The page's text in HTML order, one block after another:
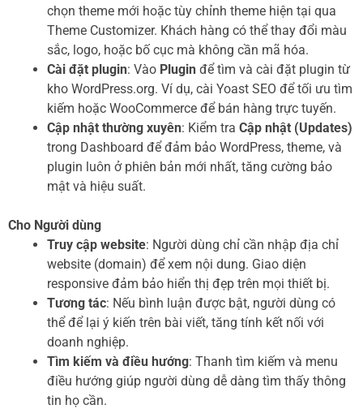
chọn theme mới hoặc tùy chỉnh theme hiện tại qua
Theme Customizer. Khách hàng có thể thay đổi màu
sắc, logo, hoặc bố cục mà không cần mã hóa.
Cài đặt plugin: Vào Plugin để tìm và cài đặt plugin từ
kho WordPress.org. Ví dụ, cài Yoast SEO để tối ưu tìm
kiếm hoặc WooCommerce để bán hàng trực tuyến.
Cập nhật thường xuyên: Kiểm tra Cập nhật (Updates)
trong Dashboard để đảm bảo WordPress, theme, và
plugin luôn ở phiên bản mới nhất, tăng cường bảo
mật và hiệu suất.
Cho Người dùng
Truy cập website: Người dùng chỉ cần nhập địa chỉ
website (domain) để xem nội dung. Giao diện
responsive đảm bảo hiển thị đẹp trên mọi thiết bị.
Tương tác: Nếu bình luận được bật, người dùng có
thể để lại ý kiến trên bài viết, tăng tính kết nối với
doanh nghiệp.
Tìm kiếm và điều hướng: Thanh tìm kiếm và menu
điều hướng giúp người dùng dễ dàng tìm thấy thông
tin họ cần.